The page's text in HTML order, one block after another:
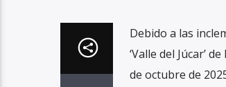
Debido a las
‘Valle del Júcar’
de octubre de